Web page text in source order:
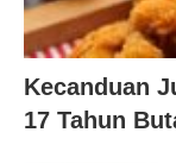
Kecanduan
17 Tahun